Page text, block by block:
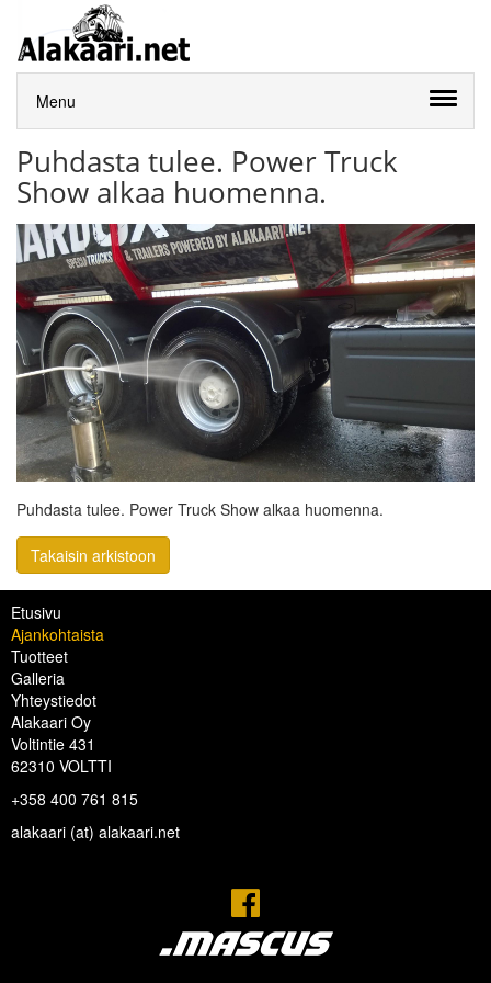
Menu
Puhdasta tulee. Power Truck
Show alkaa huomenna.
Puhdasta tulee. Power Truck Show alkaa huomenna.
Takaisin arkistoon
Etusivu
Ajankohtaista
Tuotteet
Galleria
Yhteystiedot
Alakaari Oy
Voltintie 431
62310 VOLTTI
+358 400 761 815
alakaari (at) alakaari.net